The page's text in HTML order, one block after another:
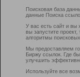
Поисковая база
данные Поиска
У вас есть сайт и вы
вы запустите
алгоритмы
Мы предоставляем
Биржу ссылок. Где
улучшить
Используйте все